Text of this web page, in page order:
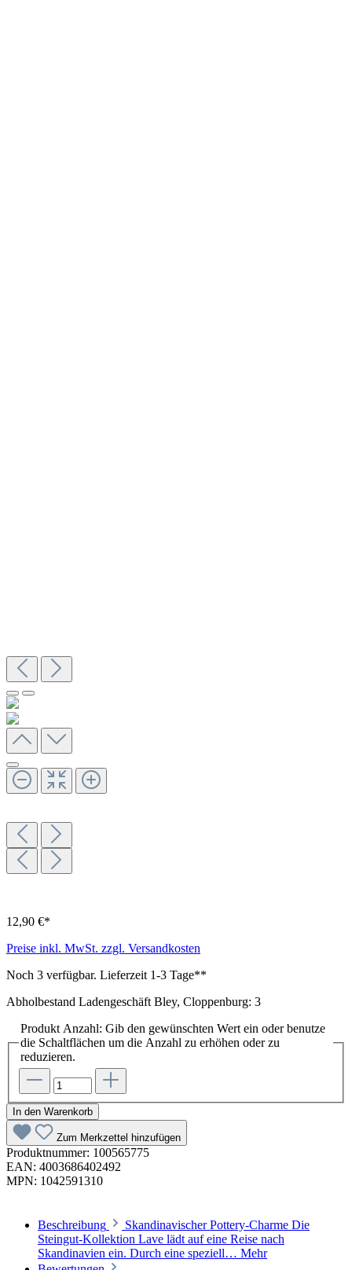
12,90 €*
Preise inkl. MwSt. zzgl. Versandkosten
Noch 3 verfügbar. Lieferzeit 1-3 Tage**
Abholbestand Ladengeschäft Bley, Cloppenburg: 3
Produkt Anzahl: Gib den gewünschten Wert ein oder benutze
die Schaltflächen um die Anzahl zu erhöhen oder zu
reduzieren.
In den Warenkorb
Zum Merkzettel hinzufügen
Produktnummer: 100565775
EAN: 4003686402492
MPN: 1042591310
Beschreibung
Skandinavischer Pottery-Charme Die
Steingut-Kollektion Lave lädt auf eine Reise nach
Skandinavien ein. Durch eine speziell… Mehr